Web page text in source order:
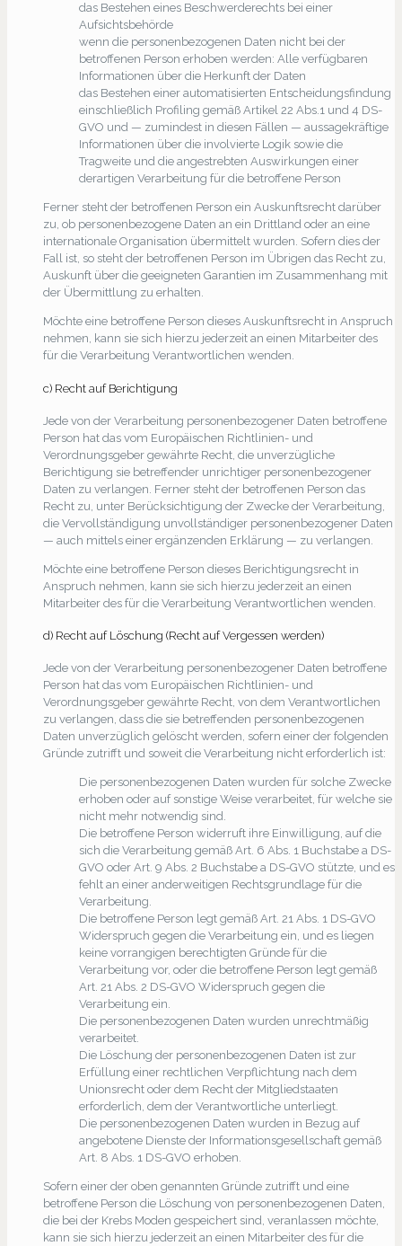
das Bestehen eines Beschwerderechts bei einer
Aufsichtsbehörde
wenn die personenbezogenen Daten nicht bei der
betroffenen Person erhoben werden: Alle verfügbaren
Informationen über die Herkunft der Daten
das Bestehen einer automatisierten Entscheidungsfindung
einschließlich Profiling gemäß Artikel 22 Abs.1 und 4 DS-
GVO und — zumindest in diesen Fällen — aussagekräftige
Informationen über die involvierte Logik sowie die
Tragweite und die angestrebten Auswirkungen einer
derartigen Verarbeitung für die betroffene Person
Ferner steht der betroffenen Person ein Auskunftsrecht darüber
zu, ob personenbezogene Daten an ein Drittland oder an eine
internationale Organisation übermittelt wurden. Sofern dies der
Fall ist, so steht der betroffenen Person im Übrigen das Recht zu,
Auskunft über die geeigneten Garantien im Zusammenhang mit
der Übermittlung zu erhalten.
Möchte eine betroffene Person dieses Auskunftsrecht in Anspruch
nehmen, kann sie sich hierzu jederzeit an einen Mitarbeiter des
für die Verarbeitung Verantwortlichen wenden.
c) Recht auf Berichtigung
Jede von der Verarbeitung personenbezogener Daten betroffene
Person hat das vom Europäischen Richtlinien- und
Verordnungsgeber gewährte Recht, die unverzügliche
Berichtigung sie betreffender unrichtiger personenbezogener
Daten zu verlangen. Ferner steht der betroffenen Person das
Recht zu, unter Berücksichtigung der Zwecke der Verarbeitung,
die Vervollständigung unvollständiger personenbezogener Daten
— auch mittels einer ergänzenden Erklärung — zu verlangen.
Möchte eine betroffene Person dieses Berichtigungsrecht in
Anspruch nehmen, kann sie sich hierzu jederzeit an einen
Mitarbeiter des für die Verarbeitung Verantwortlichen wenden.
d) Recht auf Löschung (Recht auf Vergessen werden)
Jede von der Verarbeitung personenbezogener Daten betroffene
Person hat das vom Europäischen Richtlinien- und
Verordnungsgeber gewährte Recht, von dem Verantwortlichen
zu verlangen, dass die sie betreffenden personenbezogenen
Daten unverzüglich gelöscht werden, sofern einer der folgenden
Gründe zutrifft und soweit die Verarbeitung nicht erforderlich ist:
Die personenbezogenen Daten wurden für solche Zwecke
erhoben oder auf sonstige Weise verarbeitet, für welche sie
nicht mehr notwendig sind.
Die betroffene Person widerruft ihre Einwilligung, auf die
sich die Verarbeitung gemäß Art. 6 Abs. 1 Buchstabe a DS-
GVO oder Art. 9 Abs. 2 Buchstabe a DS-GVO stützte, und es
fehlt an einer anderweitigen Rechtsgrundlage für die
Verarbeitung.
Die betroffene Person legt gemäß Art. 21 Abs. 1 DS-GVO
Widerspruch gegen die Verarbeitung ein, und es liegen
keine vorrangigen berechtigten Gründe für die
Verarbeitung vor, oder die betroffene Person legt gemäß
Art. 21 Abs. 2 DS-GVO Widerspruch gegen die
Verarbeitung ein.
Die personenbezogenen Daten wurden unrechtmäßig
verarbeitet.
Die Löschung der personenbezogenen Daten ist zur
Erfüllung einer rechtlichen Verpflichtung nach dem
Unionsrecht oder dem Recht der Mitgliedstaaten
erforderlich, dem der Verantwortliche unterliegt.
Die personenbezogenen Daten wurden in Bezug auf
angebotene Dienste der Informationsgesellschaft gemäß
Art. 8 Abs. 1 DS-GVO erhoben.
Sofern einer der oben genannten Gründe zutrifft und eine
betroffene Person die Löschung von personenbezogenen Daten,
die bei der Krebs Moden gespeichert sind, veranlassen möchte,
kann sie sich hierzu jederzeit an einen Mitarbeiter des für die